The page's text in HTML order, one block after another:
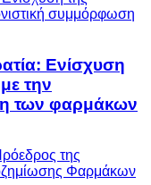
Ενίσχυση
την
των φαρμάκων